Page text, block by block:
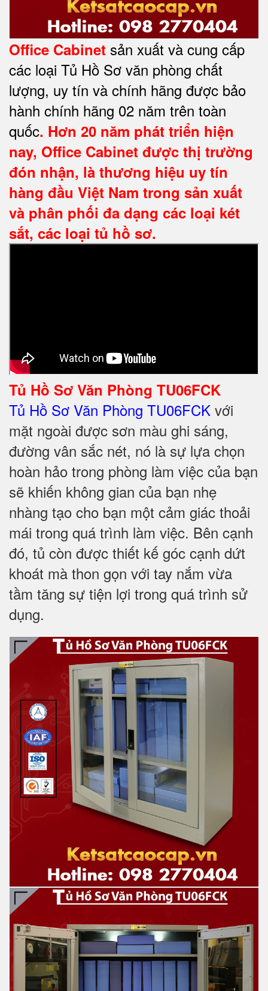
Office Cabinet sản xuất và cung cấp
các loại Tủ Hồ Sơ văn phòng chất
lượng, uy tín và chính hãng được bảo
hành chính hãng 02 năm trên toàn
quốc. Hơn 20 năm phát triển hiện
nay, Office Cabinet được thị trường
đón nhận, là thương hiệu uy tín
hàng đầu Việt Nam trong sản xuất
và phân phối đa dạng các loại két
sắt, các loại tủ hồ sơ.
Tủ Hồ Sơ Văn Phòng TU06FCK
Tủ Hồ Sơ Văn Phòng TU06FCK với
mặt ngoài được sơn màu ghi sáng,
đường vân sắc nét, nó là sự lựa chọn
hoàn hảo trong phòng làm việc của bạn
sẽ khiến không gian của bạn nhẹ
nhàng tạo cho bạn một cảm giác thoải
mái trong quá trình làm việc. Bên cạnh
đó, tủ còn được thiết kế góc cạnh dứt
khoát mà thon gọn với tay nắm vừa
tầm tăng sự tiện lợi trong quá trình sử
dụng.